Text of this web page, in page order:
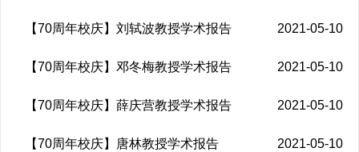
【70周年校庆】刘轼波教授学术报告 2021-05-10
【70周年校庆】邓冬梅教授学术报告 2021-05-10
【70周年校庆】薛庆营教授学术报告 2021-05-10
【70周年校庆】唐林教授学术报告 2021-05-10